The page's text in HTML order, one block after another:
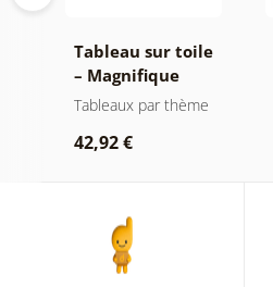
Tableau sur toile
– Magnifique
sommet de
et blanc
Tableaux par thème
42,92 €